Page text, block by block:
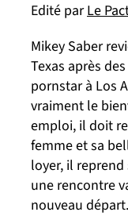
Edité parLe
Mikey Saber
Texas après
pornstar à Los
vraiment le
emploi, il doit
femme et sa
loyer, il
une rencontre
nouveau départ.